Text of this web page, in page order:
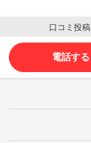
口コミ投
電話する